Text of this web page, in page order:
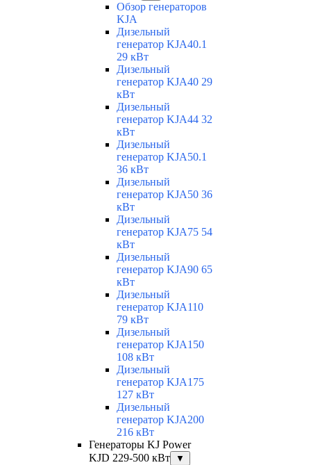
Обзор генераторов
KJA
Дизельный
генератор KJA40.1
29 кВт
Дизельный
генератор KJA40 29
кВт
Дизельный
генератор KJA44 32
кВт
Дизельный
генератор KJA50.1
36 кВт
Дизельный
генератор KJA50 36
кВт
Дизельный
генератор KJA75 54
кВт
Дизельный
генератор KJA90 65
кВт
Дизельный
генератор KJA110
79 кВт
Дизельный
генератор KJA150
108 кВт
Дизельный
генератор KJA175
127 кВт
Дизельный
генератор KJA200
216 кВт
Генераторы KJ Power
KJD 229-500 кВт
▼